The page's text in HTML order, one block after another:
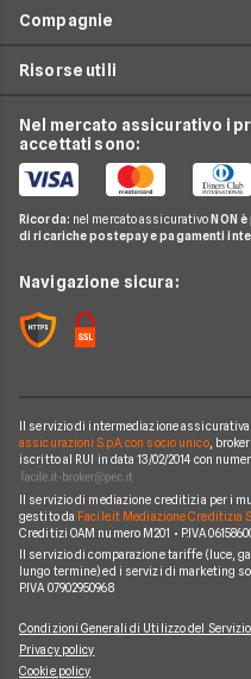
Conti e Carte
Pay TV
Noleggio Lungo Termine
News
Contatti
Offerte Energia Elettrica
Migliori Offerte Luce
Migliori Offerte Gas
Caldaia a condensazione
Climatizzazione
Costo Gas
Costo Kwh
Cambio gestore energia
Miglior Fornitore Energia Elettrica
Miglior Fornitore Gas
Compagnie
Eni Plenitude
Acea
Gas Natural
A2A
Edison
Iren
Optima
Sorgenia
Fornitori Energetici
Risorse utili
Osservatorio Gas e Luce
Guida Luce e Gas
Domande Luce e Gas
Glossario Gas e Luce
Notizie Luce e Gas
Argomenti in evidenza Gas e Luce
Nel mercato assicurativo i
accettati sono:
Ricorda: nel mercato assicurativo NON
di ricariche postepay e pagamenti
Navigazione sicura:
Il servizio di intermediazione
assicurazioni S.p.A. con socio unico,
iscritto al RUI in data 13/02/2014 con
Il servizio di mediazione creditizia per i
gestito da Facile.it Mediazione Creditizia
Creditizi OAM numero M201 • P.IVA
Il servizio di comparazione tariffe (luce,
lungo termine) ed i servizi di marketing
P.IVA 07902950968
Condizioni Generali di Utilizzo del Servizio
Privacy policy
Cookie policy